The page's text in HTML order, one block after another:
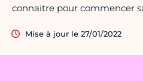
connaitre pour commencer
Mise à jour le 27/01/2022